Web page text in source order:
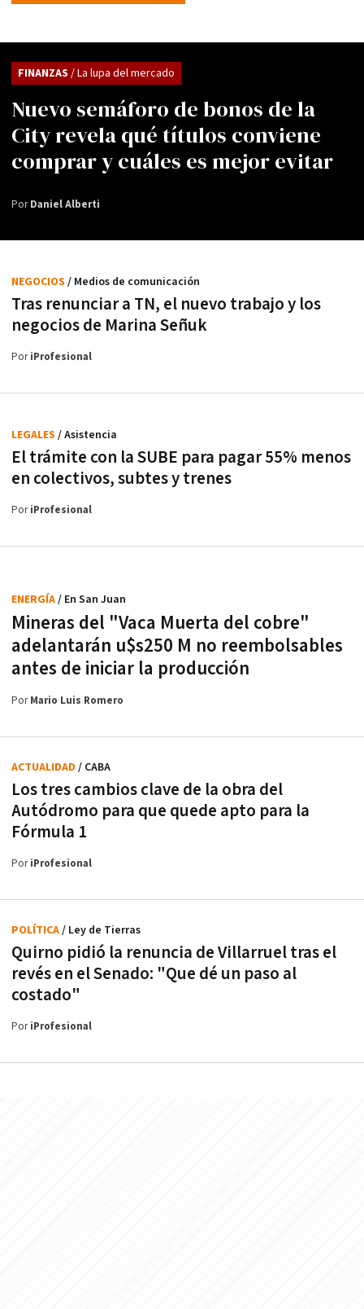
Nuevo semáforo de bonos de la
City revela qué títulos conviene
comprar y cuáles es mejor evitar
FINANZAS / La lupa del mercado
PorDaniel Alberti
Tras renunciar a TN, el nuevo trabajo y los
negocios de Marina Señuk
NEGOCIOS / Medios de comunicación
PoriProfesional
El trámite con la SUBE para pagar 55% menos
en colectivos, subtes y trenes
LEGALES / Asistencia
PoriProfesional
Mineras del "Vaca Muerta del cobre"
adelantarán u$s250 M no reembolsables
antes de iniciar la producción
ENERGÍA/ En San Juan
PorMario Luis Romero
Los tres cambios clave de la obra del
Autódromo para que quede apto para la
Fórmula 1
ACTUALIDAD / CABA
PoriProfesional
Quirno pidió la renuncia de Villarruel tras el
revés en el Senado: "Que dé un paso al
costado"
POLÍTICA/ Ley de Tierras
PoriProfesional